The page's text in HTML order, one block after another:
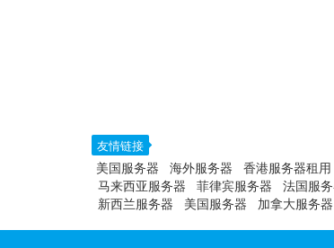
友情链接
美国服务器 海外服务器 香港服务器租用
马来西亚服务器
菲律宾服务器 法国服
新西兰服务器
美国服务器 加拿大服务器